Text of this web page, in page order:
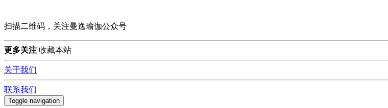
扫描二维码，关注曼逸瑜伽公众号
更多关注 收藏本站
关于我们
联系我们
Toggle navigation